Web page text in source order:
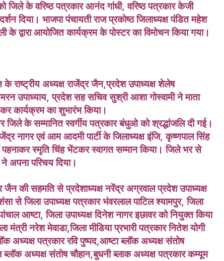
जिले के वरिष्ठ पत्रकार आनंद गांधी, वरिष्ठ पत्रकार केजी
दिया। भाजपा पंचायती राज प्रकोष्ठ जिलाध्यक्ष पंडित महेश
द्वारा आयोजित कार्यक्रम के पोस्टर का विमोचन किया गया।
अध्यक्ष राजेंद्र जैन,प्रदेश उपाध्यक्ष शेलेष
उपाध्याय, प्रदेश सह सचिव सुश्री आशा गोस्वामी ने माता
कार्यक्रम का शुभारंभ किया।
के सम्मानित स्वर्गीय पत्रकार बंधुओ को श्रद्धांजलि दी गई।
नागर एवं आम आदमी पार्टी के जिलाध्यक्ष इंजि, कृष्णपाल सिंह
स्मृति चिंह भेंटकर स्वागत सम्मान किया। जिले भर से
अपना परिचय दिया।
की सहमति से प्रदेशाध्यक्ष नरेंद्र अग्रवाल प्रदेश उपाध्यक्ष
से जिला उपाध्यक्ष पत्रकार भंवरलाल पाटिल श्यामपुर, जिला
आष्टा, जिला उपाध्यक्ष दिनेश नागर इछावर को नियुक्त किया
मंत्री नरेश मेवाडा,जिला मीडिया प्रभारी पत्रकार नितेश योगी
अध्यक्ष पत्रकार रवि पुष्पद,आष्टा ब्लॉक अध्यक्ष संतोष
अध्यक्ष संतोष चौहान,बुधनी ब्लाक अध्यक्ष पत्रकार कम्यूम